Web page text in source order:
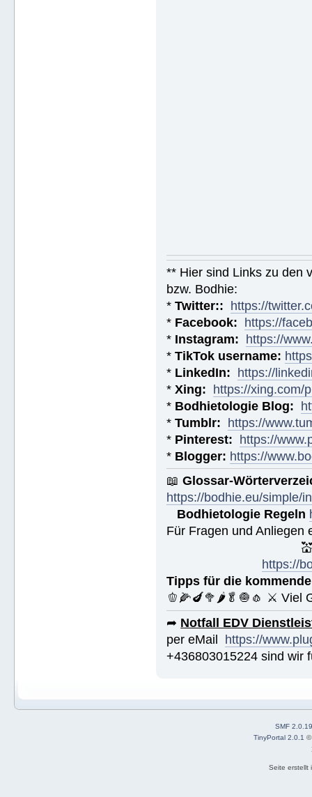
** Hier sind Links zu den
bzw. Bodhie:
*Twitter:: https://
* Facebook: https://
* Instagram: https://
*TikTok username:
* LinkedIn: https://
*Xing: https://xing.com/
* Bodhietologie Blog:
*Tumblr: https://
* Pinterest: https://
* Blogger: https://
📖Glossar-
https://bodhie.eu/simple/
Bodhietologie Regeln
Für Fragen und Anliegen
https://
Tipps für die
🫑🌽🍆🥦🌶🥬🧅🧄 ⚔ Viel
➦ Notfall EDV
per eMail https://
+436803015224 sind wir
SMF 2.0.19
TinyPortal 2.0.1
Seite erstellt